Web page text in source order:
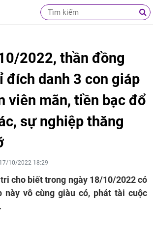
2022, thần đồng
đích danh 3 con giáp
viên mãn, tiền bạc đổ
sự nghiệp thăng
17/10/2022 18:29
cho biết trong ngày 18/10/2022 có
này vô cùng giàu có, phát tài cuộc